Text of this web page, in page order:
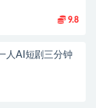
9.8
人AI短剧三分钟